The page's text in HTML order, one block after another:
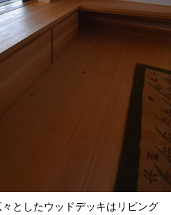
としたウッドデッキはリビング